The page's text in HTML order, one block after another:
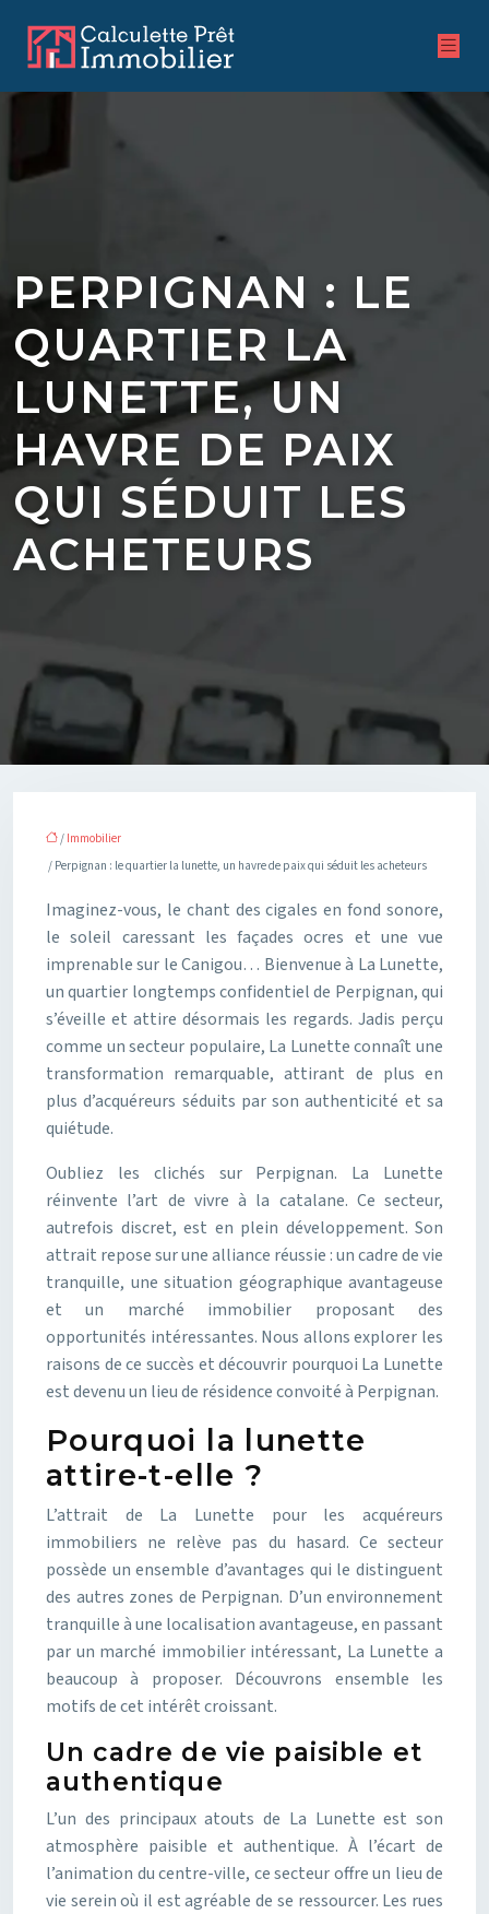
PERPIGNAN : LE
QUARTIER LA
LUNETTE, UN
HAVRE DE PAIX
QUI SÉDUIT LES
ACHETEURS
/ Immobilier
/ Perpignan : le quartier la lunette, un havre de paix qui séduit les acheteurs
Imaginez-vous, le chant des cigales en fond sonore,
le soleil caressant les façades ocres et une vue
imprenable sur le Canigou… Bienvenue à La Lunette,
un quartier longtemps confidentiel de Perpignan, qui
s’éveille et attire désormais les regards. Jadis perçu
comme un secteur populaire, La Lunette connaît une
transformation remarquable, attirant de plus en
plus d’acquéreurs séduits par son authenticité et sa
quiétude.
Oubliez les clichés sur Perpignan. La Lunette
réinvente l’art de vivre à la catalane. Ce secteur,
autrefois discret, est en plein développement. Son
attrait repose sur une alliance réussie : un cadre de vie
tranquille, une situation géographique avantageuse
et un marché immobilier proposant des
opportunités intéressantes. Nous allons explorer les
raisons de ce succès et découvrir pourquoi La Lunette
est devenu un lieu de résidence convoité à Perpignan.
Pourquoi la lunette
attire-t-elle ?
L’attrait de La Lunette pour les acquéreurs
immobiliers ne relève pas du hasard. Ce secteur
possède un ensemble d’avantages qui le distinguent
des autres zones de Perpignan. D’un environnement
tranquille à une localisation avantageuse, en passant
par un marché immobilier intéressant, La Lunette a
beaucoup à proposer. Découvrons ensemble les
motifs de cet intérêt croissant.
Un cadre de vie paisible et
authentique
L’un des principaux atouts de La Lunette est son
atmosphère paisible et authentique. À l’écart de
l’animation du centre-ville, ce secteur offre un lieu de
vie serein où il est agréable de se ressourcer. Les rues